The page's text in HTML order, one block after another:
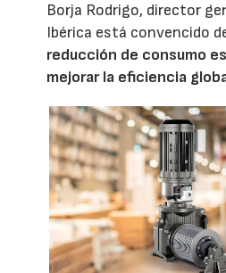
Borja Rodrigo, director
Ibérica está convencido
reducción de consumo
mejorar la eficiencia